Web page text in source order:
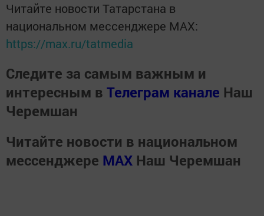
Читайте новости Татарстана в
национальном мессенджере MАХ:
https://max.ru/tatmedia
Следите за самым важным и
интересным в Телеграм канале Наш
Черемшан
Читайте новости в национальном
мессенджере MАХ Наш Черемшан